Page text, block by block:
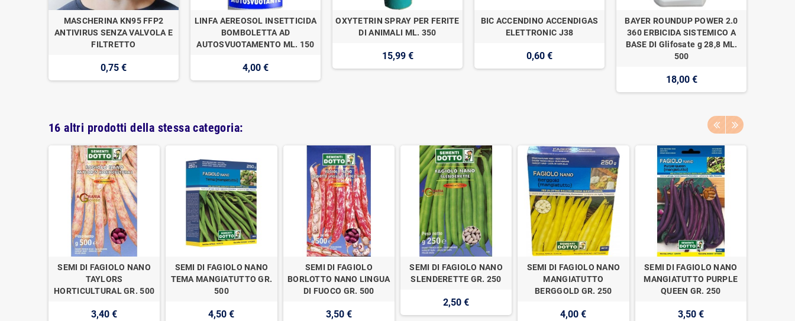
MASCHERINA KN95 FFP2
ANTIVIRUS SENZA VALVOLA E
FILTRETTO
0,75 €
LINFA AEREOSOL INSETTICIDA
BOMBOLETTA AD
AUTOSVUOTAMENTO ML. 150
4,00 €
OXYTETRIN SPRAY PER FERITE
DI ANIMALI ML. 350
15,99 €
BIC ACCENDINO ACCENDIGAS
ELETTRONIC J38
0,60 €
BAYER ROUNDUP POWER 2.0
360 ERBICIDA SISTEMICO A
BASE DI Glifosate g 28,8 ML.
500
18,00 €
16 altri prodotti della stessa categoria:
SEMI DI FAGIOLO NANO
TAYLORS
HORTICULTURAL GR. 500
3,40 €
SEMI DI FAGIOLO NANO
TEMA MANGIATUTTO GR.
500
4,50 €
SEMI DI FAGIOLO
BORLOTTO NANO LINGUA
DI FUOCO GR. 500
3,50 €
SEMI DI FAGIOLO NANO
SLENDERETTE GR. 250
2,50 €
SEMI DI FAGIOLO NANO
MANGIATUTTO
BERGGOLD GR. 250
4,00 €
SEMI DI FAGIOLO NANO
MANGIATUTTO PURPLE
QUEEN GR. 250
3,50 €